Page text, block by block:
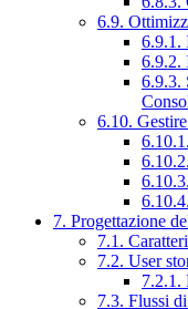
6.9.
6.9.1.
6.9.2.
6.9.3.
6.10.
7. Progettazione
7.1.
7.2. User
7.2.1.
7.3. Flussi